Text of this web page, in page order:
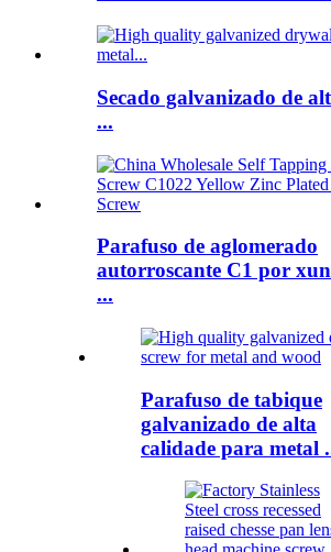
Secado galvanizado de
...
Parafuso de aglomerado
autorroscante C1 por
...
Parafuso de tabique
galvanizado de alta
calidade para metal